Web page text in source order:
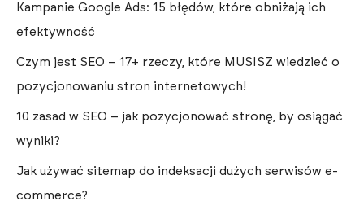
Kampanie Google Ads: 15 błędów, które obniżają ich
efektywność
Czym jest SEO – 17+ rzeczy, które MUSISZ wiedzieć o
pozycjonowaniu stron internetowych!
10 zasad w SEO – jak pozycjonować stronę, by osiągać
wyniki?
Jak używać sitemap do indeksacji dużych serwisów e-
commerce?